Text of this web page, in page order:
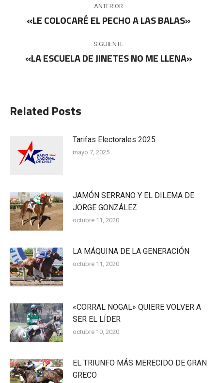
entre
publicaciones
ANTERIOR
Publicación
«LE COLOCARÉ EL PECHO A LAS BALAS»
SIGUIENTE
Publicación
«LA ESCUELA DE JINETES NO ME LLENA»
Related Posts
Tarifas Electorales 2025
mayo 7, 2025
JAMÓN SERRANO Y EL DILEMA DE
JORGE GONZÁLEZ
octubre 11, 2020
LA MÁQUINA DE LA GENERACIÓN
octubre 11, 2020
«CORRAL NOGAL» QUIERE VOLVER A
SER EL LÍDER
octubre 10, 2020
EL TRIUNFO MÁS MERECIDO DE GRAN
GRECO